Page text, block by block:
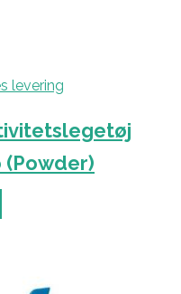
levering
(Powder)